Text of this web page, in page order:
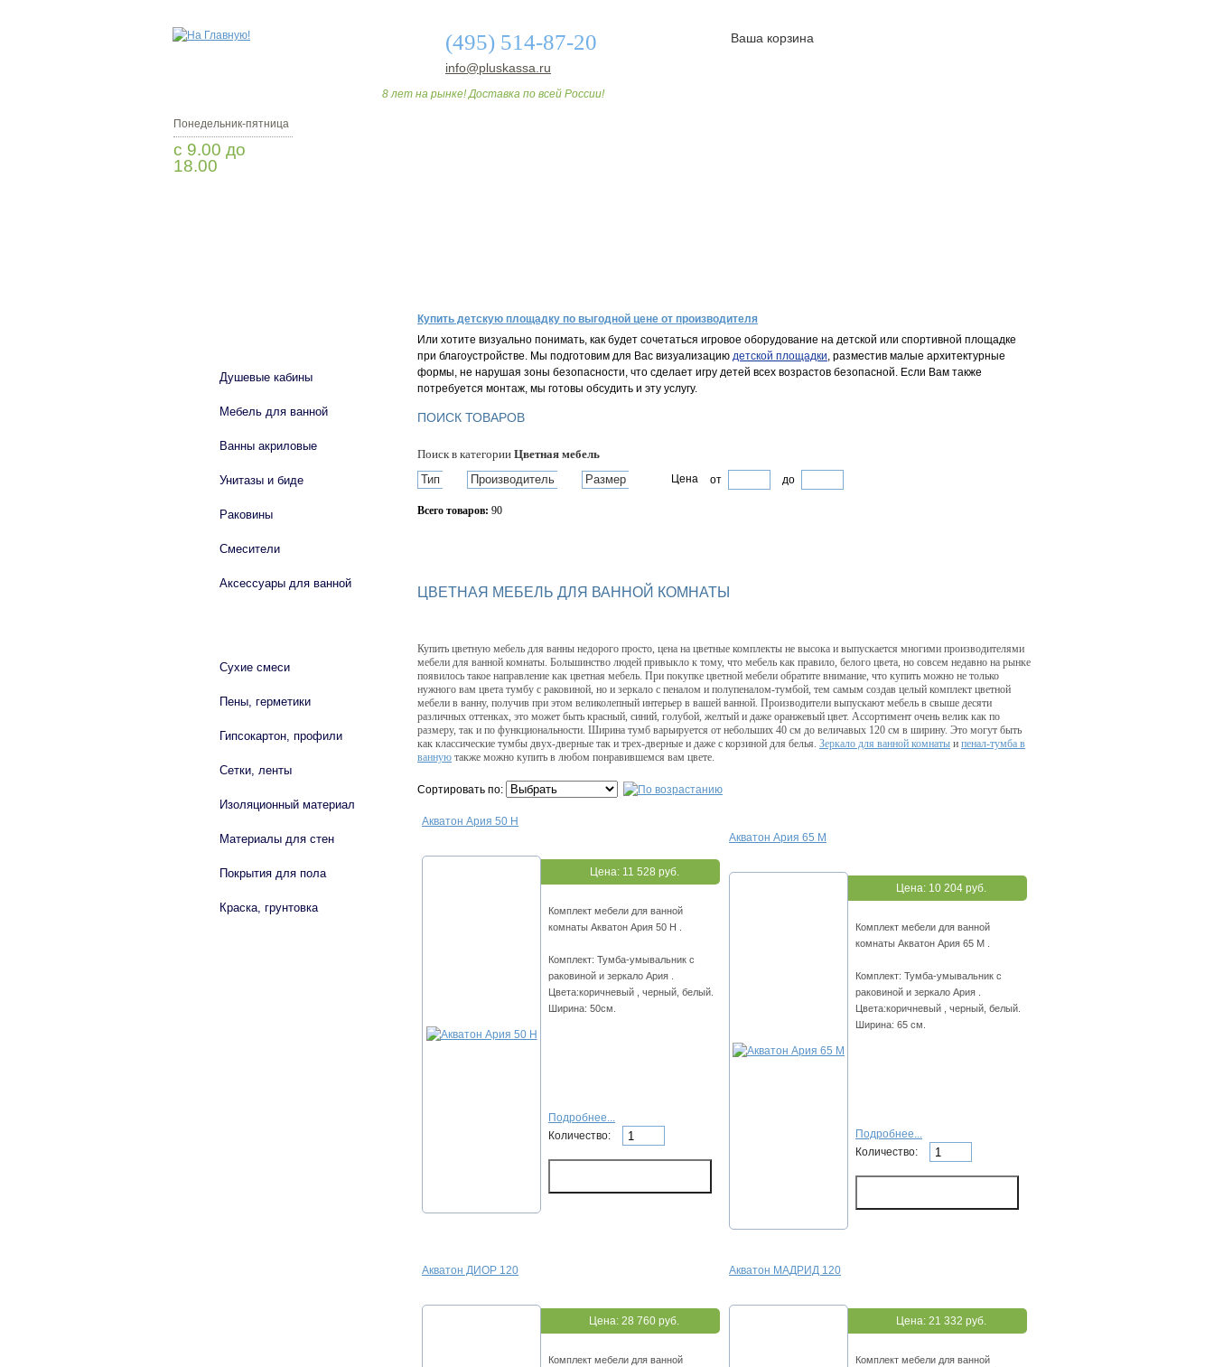
(495) 514-87-20
info@pluskassa.ru
8 лет на рынке! Доставка по всей России!
Ваша корзина
Понедельник-пятница
с 9.00 до
18.00
Купить детскую площадку по выгодной цене от производителя
Или хотите визуально понимать, как будет сочетаться игровое оборудование на детской или спортивной площадке
при благоустройстве. Мы подготовим для Вас визуализацию детской площадки, разместив малые архитектурные
формы, не нарушая зоны безопасности, что сделает игру детей всех возрастов безопасной. Если Вам также
потребуется монтаж, мы готовы обсудить и эту услугу.
ПОИСК ТОВАРОВ
Поиск в категории Цветная мебель
Тип
Производитель Размер Цена от до
Всего товаров: 90
ЦВЕТНАЯ МЕБЕЛЬ ДЛЯ ВАННОЙ КОМНАТЫ
Купить цветную мебель для ванны недорого просто, цена на цветные комплекты не высока и выпускается многими производителями
мебели для ванной комнаты. Большинство людей привыкло к тому, что мебель как правило, белого цвета, но совсем недавно на рынке
появилось такое направление как цветная мебель. При покупке цветной мебели обратите внимание, что купить можно не только
нужного вам цвета тумбу с раковиной, но и зеркало с пеналом и полупеналом-тумбой, тем самым создав целый комплект цветной
мебели в ванну, получив при этом великолепный интерьер в вашей ванной. Производители выпускают мебель в свыше десяти
различных оттенках, это может быть красный, синий, голубой, желтый и даже оранжевый цвет. Ассортимент очень велик как по
размеру, так и по функциональности. Ширина тумб варьируется от небольших 40 см до величавых 120 см в ширину. Это могут быть
как классические тумбы двух-дверные так и трех-дверные и даже с корзиной для белья. Зеркало для ванной комнаты и пенал-тумба в
ванную также можно купить в любом понравившемся вам цвете.
Сортировать по:
Акватон Ария 50 Н
Цена: 11 528 руб.
Комплект мебели для ванной
комнаты Акватон Ария 50 Н .
Комплект: Тумба-умывальник с
раковиной и зеркало Ария .
Цвета:коричневый , черный, белый.
Ширина: 50см.
Подробнее...
Количество:
Акватон Ария 65 М
Цена: 10 204 руб.
Комплект мебели для ванной
комнаты Акватон Ария 65 М .
Комплект: Тумба-умывальник с
раковиной и зеркало Ария .
Цвета:коричневый , черный, белый.
Ширина: 65 см.
Подробнее...
Количество:
Акватон ДИОР 120
Цена: 28 760 руб.
Комплект мебели для ванной
Акватон МАДРИД 120
Цена: 21 332 руб.
Комплект мебели для ванной
Душевые кабины
Мебель для ванной
Ванны акриловые
Унитазы и биде
Раковины
Смесители
Аксессуары для ванной
Сухие смеси
Пены, герметики
Гипсокартон, профили
Сетки, ленты
Изоляционный материал
Материалы для стен
Покрытия для пола
Краска, грунтовка